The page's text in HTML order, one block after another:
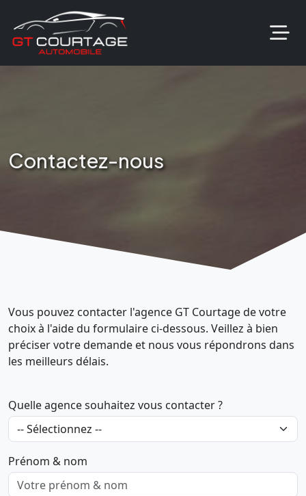
Contactez-nous
Vous pouvez contacter l'agence GT Courtage de votre
choix à l'aide du formulaire ci-dessous. Veillez à bien
préciser votre demande et nous vous répondrons dans
les meilleurs délais.
Quelle agence souhaitez vous contacter ?
Prénom & nom